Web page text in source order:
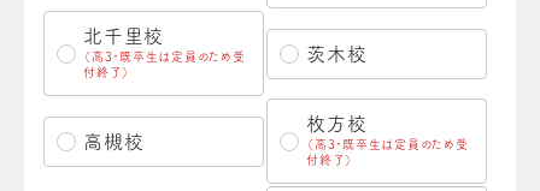
北千里校
（高3・既卒生は定員のため受
付終了）
茨木校
高槻校
枚方校
（高3・既卒生は定員のため受
付終了）